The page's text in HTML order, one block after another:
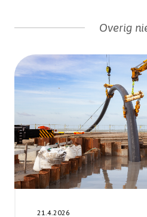
Overig
21.4.2026